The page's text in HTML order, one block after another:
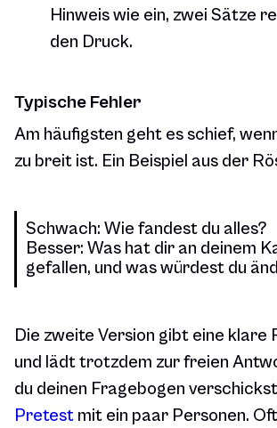
Hinweis wie ein, zwei Sätze
den Druck.
Typische Fehler
Am häufigsten geht es schief,
zu breit ist. Ein Beispiel aus der
Schwach: Wie fandest du alles?
Besser: Was hat dir an deinem
gefallen, und was würdest du
Die zweite Version gibt eine klare
und lädt trotzdem zur freien
du deinen Fragebogen
Pretest mit ein paar Personen.